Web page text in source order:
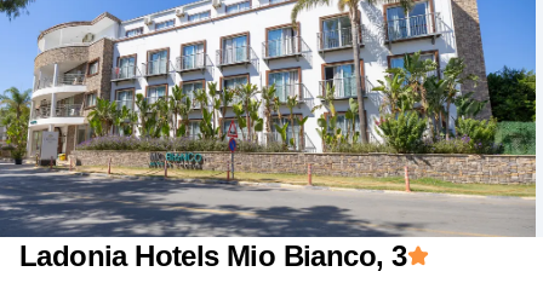
Ladonia Hotels Mio Bianco, 3